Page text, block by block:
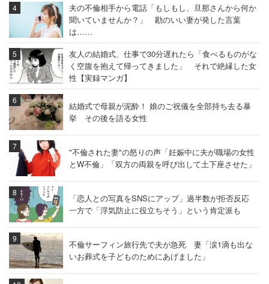
夫の不倫相手から電話「もしもし、旦那さんから何か
聞いていませんか？」 勘のいい妻が発した言葉
は……
友人の結婚式、仕事で30分遅れたら「食べるものがな
く空腹を抱えて帰ってきました」 それで絶縁した女
性【実録マンガ】
結婚式で母親が泥酔！ 娘のご祝儀を全部持ち去る暴
挙 その後を語る女性
"不倫された妻"の怒りの声「妊娠中に夫が職場の女性
とW不倫」「双方の両親を呼び出して土下座させた」
「恋人との写真をSNSにアップ」過半数が拒否反応
一方で「浮気防止に役立ちそう」という肯定派も
不倫サーフィン旅行先で夫が急死 妻「涙1滴も出な
いお葬式を子どものためにあげました」